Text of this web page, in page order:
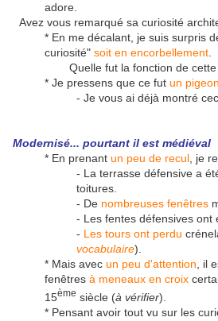
adore.
Avez vous remarqué sa curiosité
* En me décalant, je suis surpris
curiosité" soit en encorbellement
Quelle fut la fonction de
* Je pressens que ce fut un
- Je vous ai déjà montré
Modernisé... pourtant il est médiéval
* En prenant un peu de recul , je
- La terrasse défensive a
toitures.
- De nombreuses fenêtres
- Les fentes défensives ont
- Les tours ont perdu
vocabulaire).
* Mais avec un peu d'attention , il
fenêtres à meneaux en croix
15ème siècle (à vérifier).
* Pensant avoir tout vu sur les